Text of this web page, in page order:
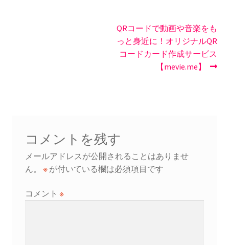
シ
ョ
ン
次
の
投
QRコードで動画や音楽をも
っと身近に！オリジナルQR
コードカード作成サービス
【mevie.me】
コメントを残す
メールアドレスが公開されることはありませ
ん。
※が付いている欄は必須項目です
コメント ※